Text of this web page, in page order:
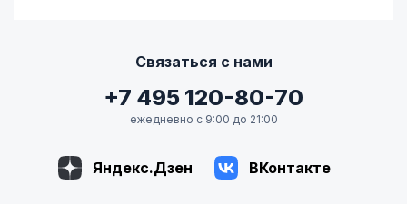
Связаться с нами
+7 495 120-80-70
ежедневно с 9:00 до 21:00
Яндекс.Дзен ВКонтакте